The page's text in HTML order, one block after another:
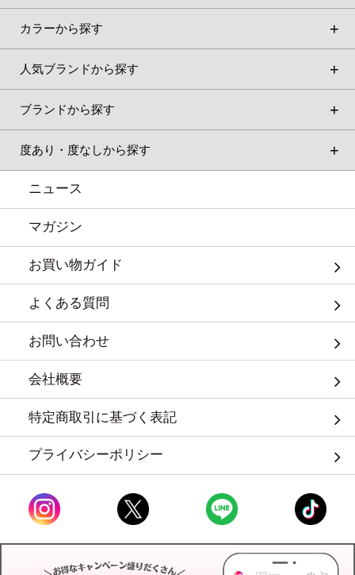
カラーから探す
人気ブランドから探す
ブランドから探す
度あり・度なしから探す
ニュース
マガジン
お買い物ガイド
よくある質問
お問い合わせ
会社概要
特定商取引に基づく表記
プライバシーポリシー